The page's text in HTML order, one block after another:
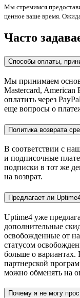
Мы стремимся
ценное ваше время.
Часто
Способы оплаты,
Мы принимаем
Mastercard,
оплатить через
еще вопросы о
Политика возврата
В соответствии с
и подписочные
подписки в тот же
на возврат.
Предлагает ли
Uptime4 уже
дополнительные
освобожденные от
статусом
больше о вариантах.
партнерской
можно обменять на
Почему я не могу